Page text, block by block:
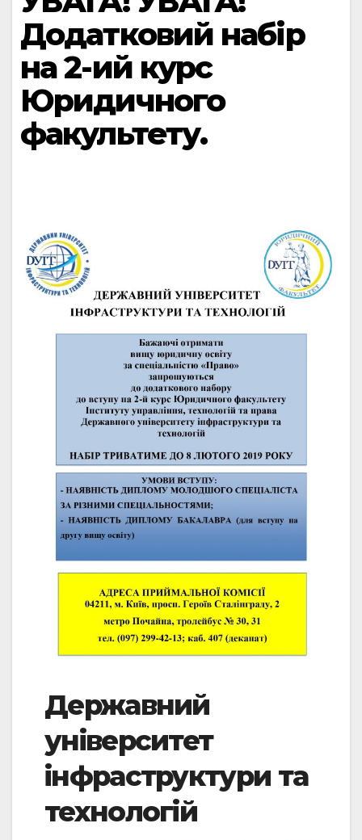
Додатковий набір
на 2-ий курс
Юридичного
факультету.
Державний
університет
інфраструктури та
технологій